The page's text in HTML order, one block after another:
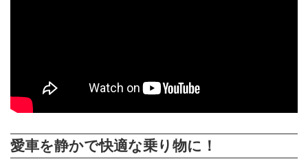
愛車を静かで快適な乗り物に！